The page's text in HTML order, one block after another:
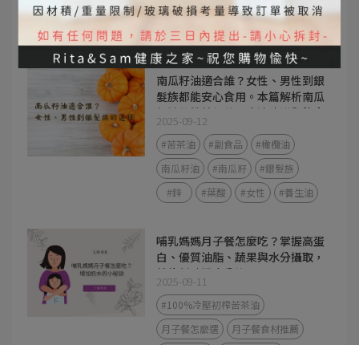
#特級冷壓橄欖油
#油的品質
#料理用油
#安心用油 #油品知識
南瓜籽油適合誰？女性、男性到銀
髮族都能安心食用。本篇解析南瓜
籽油的營養價值、吃法建議與飲食
應用，幫助你找到最適合的好油選
擇。
2025-09-12
#苦茶油 #副食品
#橄欖油
南瓜籽油
#南瓜籽
#銀髮族
#鋅
#葉酸 #女性 #養生油
哺乳媽媽月子餐怎麼吃？掌握高蛋
白、優質油脂、蔬果與水分攝取，
就能幫助奶水分泌。
2025-09-11
#100%冷壓初榨苦茶油
月子餐怎麼選
月子餐食材推薦